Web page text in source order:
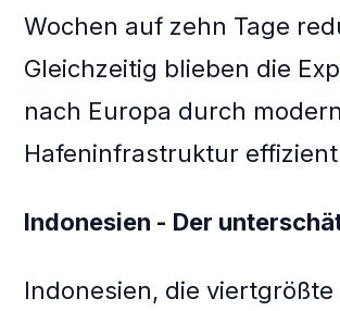
Wochen auf zehn Tage
Gleichzeitig blieben die
nach Europa durch
Hafeninfrastruktur
Indonesien - Der
Indonesien, die viertgrößte